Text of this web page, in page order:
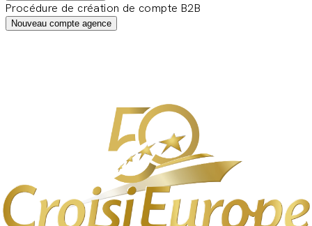
Procédure de création de compte B2B
Nouveau compte agence